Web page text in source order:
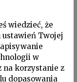
wiedzieć, że
ustawień Twojej
w
na korzystanie z
dopasowania